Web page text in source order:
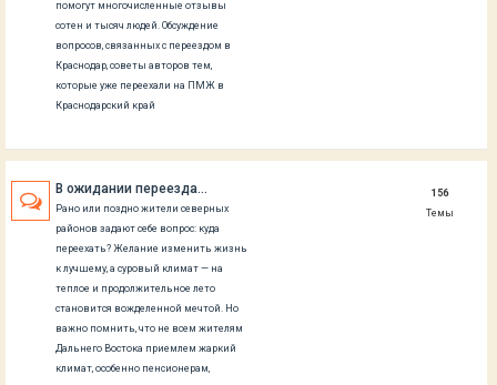
помогут многочисленные отзывы
сотен и тысяч людей. Обсуждение
вопросов, связанных с переездом в
Краснодар, советы авторов тем,
которые уже переехали на ПМЖ в
Краснодарский край
В ожидании переезда...
Рано или поздно жители северных
районов задают себе вопрос: куда
переехать? Желание изменить жизнь
к лучшему, а суровый климат — на
теплое и продолжительное лето
становится вожделенной мечтой. Но
важно помнить, что не всем жителям
Дальнего Востока приемлем жаркий
климат, особенно пенсионерам,
156
Темы